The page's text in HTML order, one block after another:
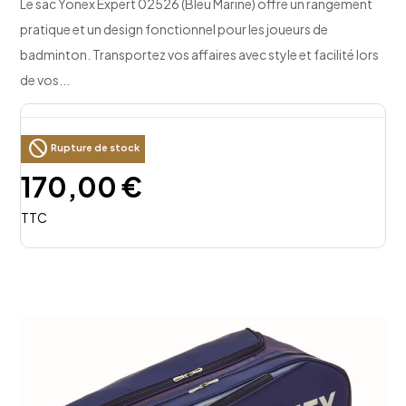
Le sac Yonex Expert 02526 (Bleu Marine) offre un rangement
pratique et un design fonctionnel pour les joueurs de
badminton. Transportez vos affaires avec style et facilité lors
de vos...
block Rupture de stock
170,00 €
TTC